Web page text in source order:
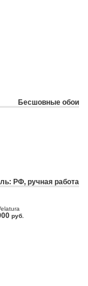
Бесшовные обои
РФ, ручная работа
руб.